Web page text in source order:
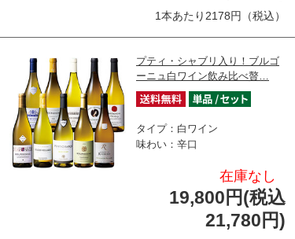
1本あたり2178円（税込）
プティ・シャブリ入り！ブルゴ
ーニュ白ワイン飲み比べ贅…
タイプ：白ワイン
味わい：辛口
在庫なし
19,800円(税込
21,780円)